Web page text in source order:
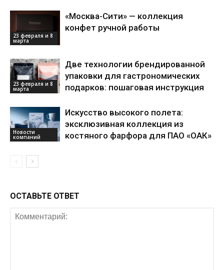
23 февраля и 8
марта
«Москва-Сити» — коллекция
конфет ручной работы
23 февраля и 8
марта
Две технологии брендированной
упаковки для гастрономических
подарков: пошаговая инструкция
Новости
компаний
Искусство высокого полета:
эксклюзивная коллекция из
костяного фарфора для ПАО «ОАК»
ОСТАВЬТЕ ОТВЕТ